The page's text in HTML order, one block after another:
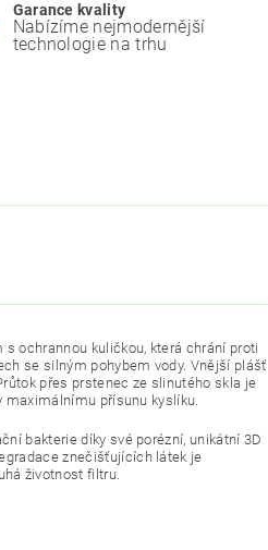
Garance kvality
Nabízíme nejmodernější
technologie na trhu
ochrannou kuličkou, která chrání proti
se silným pohybem vody. Vnější plášť
přes prstenec ze slinutého skla je
přísunu kyslíku.
bakterie díky své porézní, unikátní 3D
znečišťujících látek je
životnost filtru.